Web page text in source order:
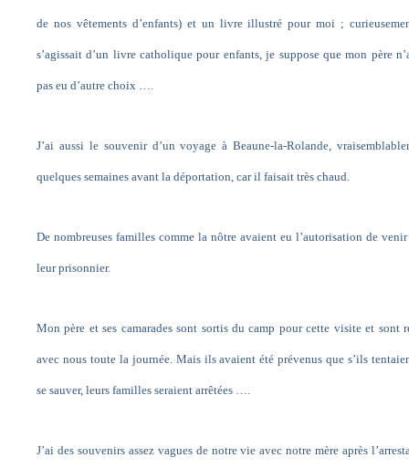
de nos vêtements d’enfants) et un livre illustré pour moi ;
s’agissait d’un livre catholique pour enfants, je suppose que mon père
pas eu d’autre choix ….
J’ai aussi le souvenir d’un voyage à Beaune-la-Rolande,
quelques semaines avant la déportation, car il faisait très chaud.
De nombreuses familles comme la nôtre avaient eu l’autorisation de
leur prisonnier.
Mon père et ses camarades sont sortis du camp pour cette visite et sont
avec nous toute la journée. Mais ils avaient été prévenus que s’ils
se sauver, leurs familles seraient arrêtées ….
J’ai des souvenirs assez vagues de notre vie avec notre mère après